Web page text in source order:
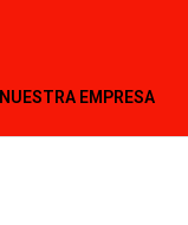
NUESTRA EMPRESA